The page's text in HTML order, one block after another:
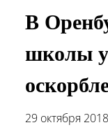
В
школы
29 октября